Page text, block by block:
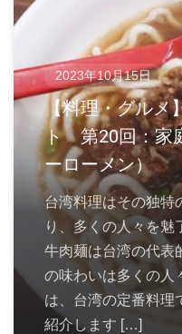
2023年10月15日
【料理・グルメ
ト 第20回：家
ーローメン）
台湾料理はその独特
り、多くの人々を魅
牛肉麺は台湾の代表
の味わいは多くの人
は、台湾の定番料理
紹介します […]